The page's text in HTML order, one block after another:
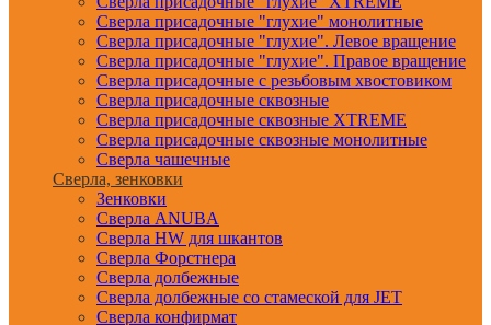
Сверла присадочные "глухие" монолитные
Сверла присадочные "глухие". Левое вращение
Сверла присадочные "глухие". Правое вращение
Сверла присадочные с резьбовым хвостовиком
Сверла присадочные сквозные
Сверла присадочные сквозные XTREME
Сверла присадочные сквозные монолитные
Сверла чашечные
Сверла, зенковки
Зенковки
Сверла ANUBA
Сверла HW для шкантов
Сверла Форстнера
Сверла долбежные
Сверла долбежные со стамеской для JET
Сверла конфирмат